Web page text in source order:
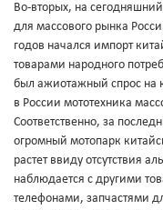
Во-вторых, на
для массового рынка
годов начался импорт
товарами народного
был ажиотажный спрос на
в России мототехника
Соответственно, за
огромный мотопарк
растет ввиду отсутствия
наблюдается с другими
телефонами, запчастями